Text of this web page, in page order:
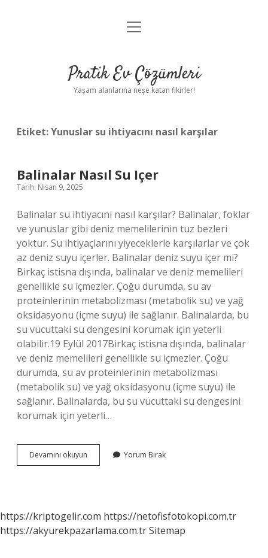
Anasayfa
Yasal Uyarı
menüyü
Pratik Ev Çözümleri
Yaşam alanlarına neşe katan fikirler!
Etiket:Yunuslar su ihtiyacını nasıl karşılar
Balinalar Nasıl Su Içer
Tarih: Nisan 9, 2025
Balinalar su ihtiyacını nasıl karşılar? Balinalar, foklar
ve yunuslar gibi deniz memelilerinin tuz bezleri
yoktur. Su ihtiyaçlarını yiyeceklerle karşılarlar ve çok
az deniz suyu içerler. Balinalar deniz suyu içer mi?
Birkaç istisna dışında, balinalar ve deniz memelileri
genellikle su içmezler. Çoğu durumda, su av
proteinlerinin metabolizması (metabolik su) ve yağ
oksidasyonu (içme suyu) ile sağlanır. Balinalarda, bu
su vücuttaki su dengesini korumak için yeterli
olabilir.19 Eylül 2017Birkaç istisna dışında, balinalar
ve deniz memelileri genellikle su içmezler. Çoğu
durumda, su av proteinlerinin metabolizması
(metabolik su) ve yağ oksidasyonu (içme suyu) ile
sağlanır. Balinalarda, bu su vücuttaki su dengesini
korumak için yeterli…
Devamını okuyun Balinalar
Nasıl
Yorum Bırak
https://kriptogelir.com https://netofisfotokopi.com.tr
https://akyurekpazarlama.com.trSitemap